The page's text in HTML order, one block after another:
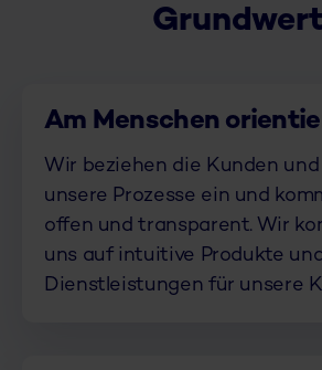
Am Menschen
Wir beziehen die Kunden
unsere Prozesse ein und
offen und transparent. Wir
uns auf intuitive Produkte
Dienstleistungen für unsere